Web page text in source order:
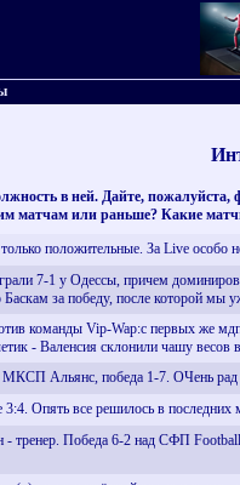
в ней. Дайте,
матчам или раньше? Какие
положительные. За Live особо
7-1 у Одессы, причем
за победу, после которой
команды Vip-Wap:с первых же
- Валенсия склонили чашу весов
Альянс, победа 1-7. ОЧень рад
Опять все решилось в последних
Победа 6-2 над СФП